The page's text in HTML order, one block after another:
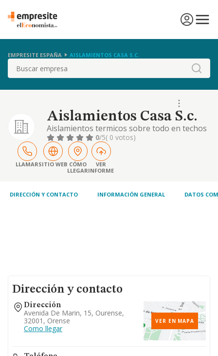
EMPRESITE ESPAÑA AISLAMIENTOS CASA S.C.
Buscar
Aislamientos Casa S.c.
Aislamientos termicos sobre todo en techos
y paredes.
0/5( 0 votos)
LLAMARSITIO WEB CÓMO
LLEGAR
VER
INFORME
DIRECCIÓN Y CONTACTO INFORMACIÓN GENERAL DATOS
Dirección y contacto
Dirección
Avenida De Marin, 15, Ourense,
32001, Orense
Como llegar
VER EN MAPA